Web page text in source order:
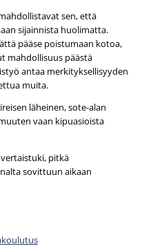
sen, että
sijainnista huolimatta.
pääse poistumaan kotoa,
mahdollisuus päästä
antaa merkityksellisyyden
muita.
läheinen, sote-alan
vaan kipuasioista
pitkä
sovittuun aikaan